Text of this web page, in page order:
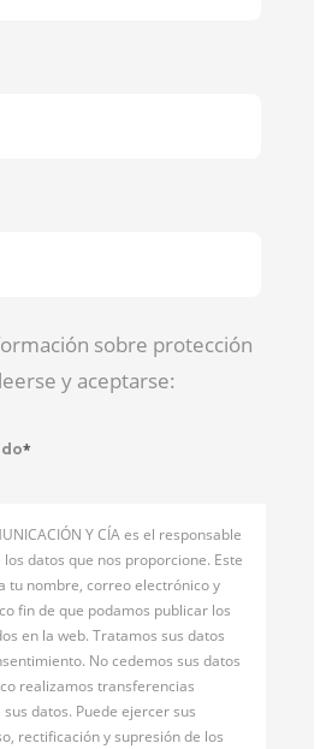
sobre protección
y aceptarse:
*
Y CÍA es el responsable
datos que nos proporcione. Este
tu nombre, correo electrónico y
fin de que podamos publicar los
en la web. Tratamos sus datos
No cedemos sus datos
realizamos transferencias
datos. Puede ejercer sus
rectificación y supresión de los